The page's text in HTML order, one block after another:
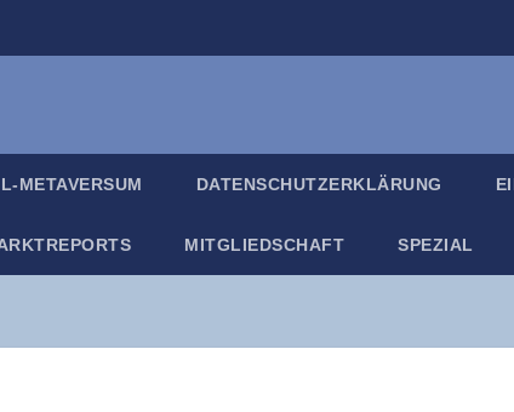
META­VER­SUM DATEN­SCHUTZ­ER­KLÄ­RUNG
MIT­GLIED­SCHAFT SPE­ZI­AL